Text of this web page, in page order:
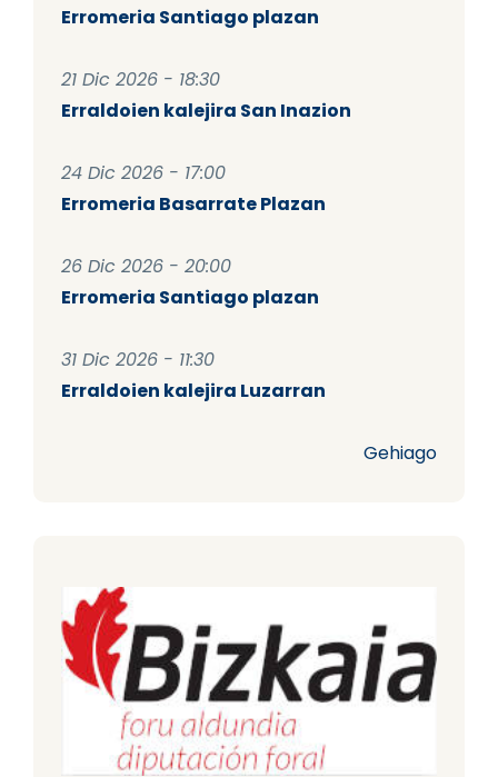
Erromeria Santiago plazan
21 Dic 2026 - 18:30
Erraldoien kalejira San Inazion
24 Dic 2026 - 17:00
Erromeria Basarrate Plazan
26 Dic 2026 - 20:00
Erromeria Santiago plazan
31 Dic 2026 - 11:30
Erraldoien kalejira Luzarran
Gehiago